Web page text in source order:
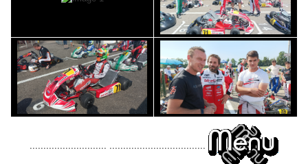
............................ ...................................